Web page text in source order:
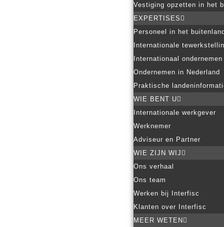
Vestiging opzetten in het
EXPERTISES
Personeel in het buitenland
Internationale
Internationaal ondernemen
Ondernemen in Nederland
Praktische
WIE BENT U
Internationale werkgever
Werknemer
Adviseur en Partner
WIE ZIJN WIJ
Ons verhaal
Ons team
Werken bij Interfisc
Klanten over Interfisc
MEER WETEN